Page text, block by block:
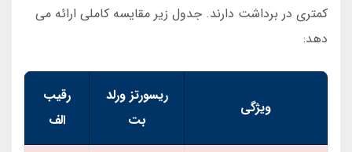
کمتری در برداشت دارند. جدول زیر مقایسه کاملی ارائه می
دهد:
ویژگی
ریسورتز ورلد
بت
رقیب
الف